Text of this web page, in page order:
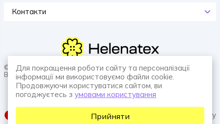
Контакти
© 2026 HELENATEX «Ґудзики, вішаки, нитки. Власне виробництво.
Все для швейної справи.»
SUFIX web agency
Для покращення роботи сайту та персоналізації
інформації ми використовуємо файли cookie.
Продовжуючи користуватися сайтом, ви
погоджуєтесь з умовами користування
Прийняти